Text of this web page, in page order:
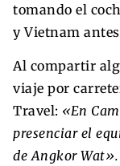
tomando el
y Vietnam
Al compartir
viaje por
Travel: «En
presenciar el
de Angkor Wat».